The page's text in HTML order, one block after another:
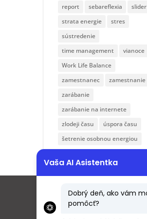
report
sebareflexia
slider
strata energie
stres
sústredenie
time management
vianoce
Work Life Balance
zamestnanec
zamestnanie
zarábanie
zarábanie na internete
zlodeji času
úspora času
šetrenie osobnou energiou
Menu